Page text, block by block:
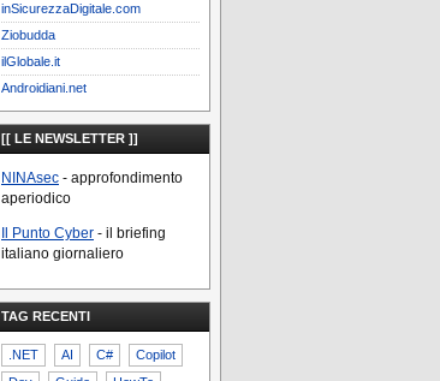
inSicurezzaDigitale.com
Ziobudda
ilGlobale.it
Androidiani.net
[[ LE NEWSLETTER ]]
NINAsec - approfondimento
aperiodico
Il Punto Cyber - il briefing
italiano giornaliero
TAG RECENTI
.NET AI C#
Copilot